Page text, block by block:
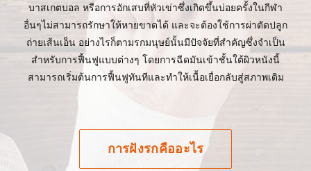
บาสเกตบอล หรือการอักเสบที่หัวเข่าซึ่งเกิดขึ้นบ่อยครั้งในกีฬา
อื่นๆไม่สามารถรักษาให้หายขาดได้ และจะต้องใช้การผ่าตัดปลูก
ถ่ายเส้นเอ็น อย่างไรก็ตามรกมนุษย์นั้นมีปัจจัยที่สำคัญซึ่งจำเป็น
สำหรับการฟื้นฟูแบบต่างๆ โดยการฉีดมันเข้าชั้นใต้ผิวหนังนี้
สามารถเริ่มต้นการฟื้นฟูทันทีและทำให้เนื้อเยื่อกลับสู่สภาพเดิม
การฝังรกคืออะไร